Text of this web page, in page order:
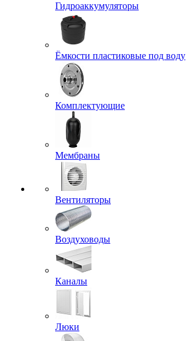
Гидроаккумуляторы
Ёмкости пластиковые под воду
Комплектующие
Мембраны
Вентиляторы
Воздуховоды
Каналы
Люки